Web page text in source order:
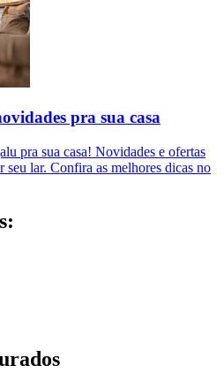
pra sua casa
pra sua casa! Novidades e ofertas
seu lar. Confira as melhores dicas no